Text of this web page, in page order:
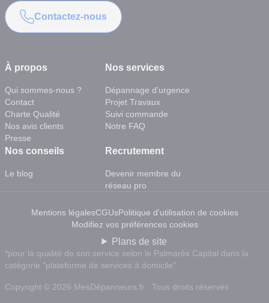
À propos
Qui sommes-nous ?
Contact
Charte Qualité
Nos avis clients
Presse
Nos services
Dépannage d'urgence
Projet Travaux
Suivi commande
Notre FAQ
Nos conseils
Le blog
Recrutement
Devenir membre du
réseau pro
Contactez-nous
*pour la qualité de son service selon le Palmarès Capital dans la
catégorie "plateforme de services à domicile"
Copyright © 2026 MesDépanneurs.fr . Tous droits réservés
Mentions légalesCGUsPolitique d'utilisation de cookies
Modifiez vos préférences cookies
Plans de site